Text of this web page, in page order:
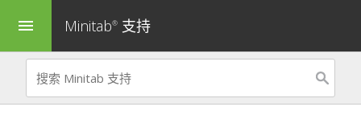
menu Minitab® 支持